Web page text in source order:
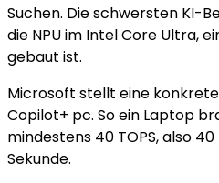
Suchen. Die schwersten KI-
die NPU im Intel Core Ultra,
gebaut ist.
Microsoft stellt eine
Copilot+ pc. So ein Laptop
mindestens 40 TOPS, also
Sekunde.